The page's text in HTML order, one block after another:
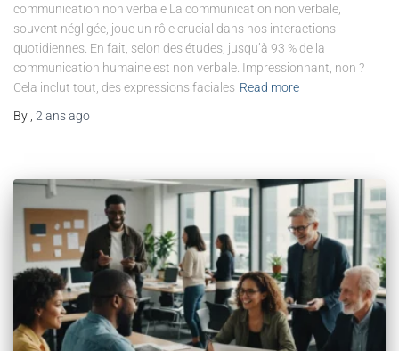
communication non verbale La communication non verbale,
souvent négligée, joue un rôle crucial dans nos interactions
quotidiennes. En fait, selon des études, jusqu’à 93 % de la
communication humaine est non verbale. Impressionnant, non ?
Cela inclut tout, des expressions faciales Read more
By 2 ansago